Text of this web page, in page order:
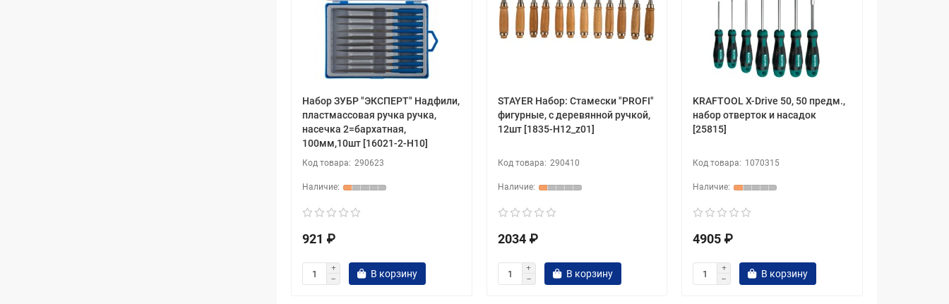
Набор ЗУБР "ЭКСПЕРТ" Надфили,
пластмассовая ручка ручка,
насечка 2=бархатная,
100мм,10шт [16021-2-H10]
290623
921 ₽
В корзину
STAYER Набор: Стамески "PROFI"
фигурные, с деревянной ручкой,
12шт [1835-H12_z01]
290410
2034 ₽
В корзину
KRAFTOOL X-Drive 50, 50 предм.,
набор отверток и насадок
[25815]
1070315
4905 ₽
В корзину